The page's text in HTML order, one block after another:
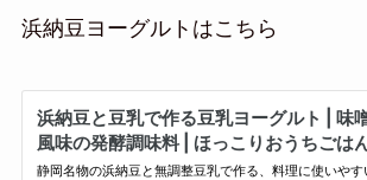
浜納豆ヨーグルトはこちら